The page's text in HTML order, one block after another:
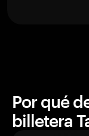
Por qué
billetera